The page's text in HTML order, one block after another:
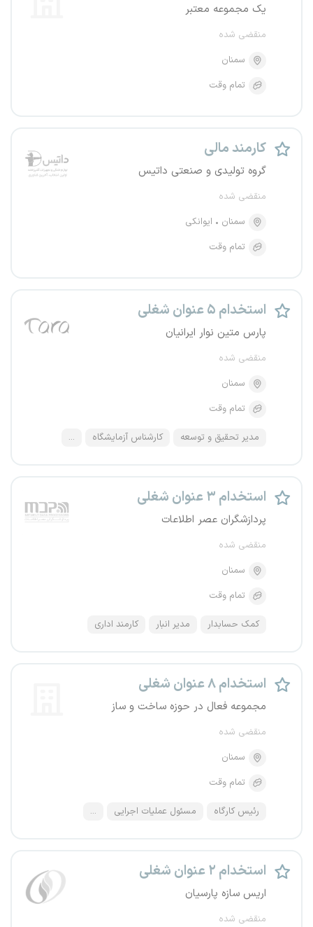
یک مجموعه معتبر
منقضی شده
سمنان
تمام وقت
کارمند مالی
گروه تولیدی و صنعتی داتیس
منقضی شده
سمنان
ایوانکی
تمام وقت
استخدام ۵ عنوان شغلی
پارس متین نوار ایرانیان
منقضی شده
سمنان
تمام وقت
مدیر تحقیق و توسعه کارشناس آزمایشگاه ...
استخدام ۳ عنوان شغلی
پردازشگران عصر اطلاعات
منقضی شده
سمنان
تمام وقت
کمک حسابدار مدیر انبار کارمند اداری
استخدام ۸ عنوان شغلی
مجموعه فعال در حوزه ساخت و ساز
منقضی شده
سمنان
تمام وقت
رئیس کارگاه مسئول عملیات اجرایی ...
استخدام ۲ عنوان شغلی
اریس سازه پارسیان
منقضی شده